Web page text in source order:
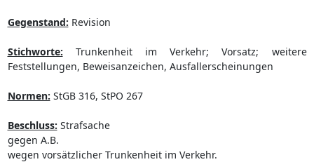
Gegenstand: Revision
Stichworte: Trunkenheit im Verkehr; Vorsatz; weitere
Feststellungen, Beweisanzeichen, Ausfallerscheinungen
Normen: StGB 316, StPO 267
Beschluss: Strafsache
gegen A.B.
wegen vorsätzlicher Trunkenheit im Verkehr.